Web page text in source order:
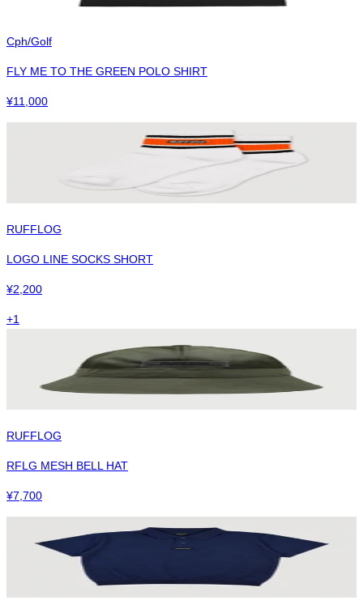
Cph/Golf
FLY ME TO THE GREEN POLO SHIRT
¥11,000
RUFFLOG
LOGO LINE SOCKS SHORT
¥2,200
+1
RUFFLOG
RFLG MESH BELL HAT
¥7,700